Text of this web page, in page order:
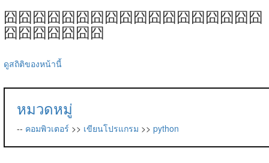
囧囧囧囧囧囧囧囧囧囧囧囧囧囧囧囧囧囧
囧囧囧囧囧囧囧
ดูสถิติของหน้านี้
หมวดหมู่
-- คอมพิวเตอร์ >> เขียนโปรแกรม >> python